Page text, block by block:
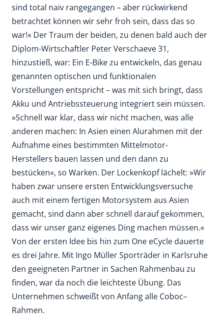
sind total naiv rangegangen – aber rückwirkend
betrachtet können wir sehr froh sein, dass das so
war!« Der Traum der beiden, zu denen bald auch der
Diplom-Wirtschaftler Peter Verschaeve 31,
hinzustieß, war: Ein E-Bike zu entwickeln, das genau
genannten optischen und funktionalen
Vorstellungen entspricht – was mit sich bringt, dass
Akku und Antriebssteuerung integriert sein müssen.
»Schnell war klar, dass wir nicht machen, was alle
anderen machen: In Asien einen Alurahmen mit der
Aufnahme eines bestimmten Mittelmotor-
Herstellers bauen lassen und den dann zu
bestücken«, so Warken. Der Lockenkopf lächelt: »Wir
haben zwar unsere ersten Entwicklungsversuche
auch mit einem fertigen Motorsystem aus Asien
gemacht, sind dann aber schnell darauf gekommen,
dass wir unser ganz eigenes Ding machen müssen.«
Von der ersten Idee bis hin zum One eCycle dauerte
es drei Jahre. Mit Ingo Müller Sporträder in Karlsruhe
den geeigneten Partner in Sachen Rahmenbau zu
finden, war da noch die leichteste Übung. Das
Unternehmen schweißt von Anfang alle Coboc–
Rahmen.